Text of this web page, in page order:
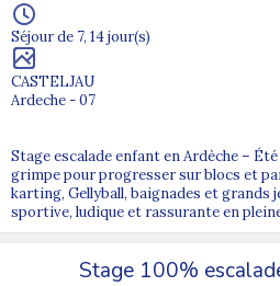
Séjour de 7, 14 jour(s)
CASTELJAU
Ardeche - 07
Stage escalade enfant en Ardèche –
grimpe pour progresser sur blocs et
karting, Gellyball, baignades et grands
sportive, ludique et rassurante en
Stage 100%